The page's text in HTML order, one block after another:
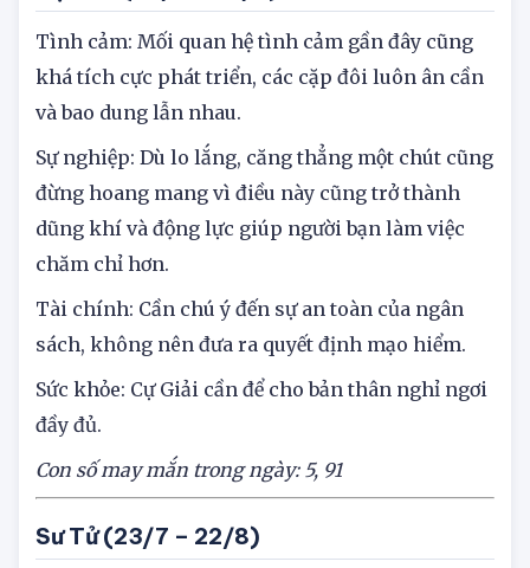
Cự Giải (22/6 – 22/7)
Tình cảm: Mối quan hệ tình cảm gần đây cũng
khá tích cực phát triển, các cặp đôi luôn ân cần
và bao dung lẫn nhau.
Sự nghiệp: Dù lo lắng, căng thẳng một chút cũng
đừng hoang mang vì điều này cũng trở thành
dũng khí và động lực giúp người bạn làm việc
chăm chỉ hơn.
Tài chính: Cần chú ý đến sự an toàn của ngân
sách, không nên đưa ra quyết định mạo hiểm.
Sức khỏe: Cự Giải cần để cho bản thân nghỉ ngơi
đầy đủ.
Con số may mắn trong ngày: 5,